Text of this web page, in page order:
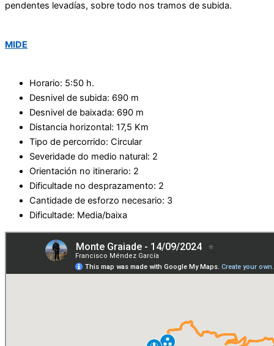
pendentes levadías, sobre todo nos tramos de subida.
MIDE
Horario: 5:50 h.
Desnivel de subida: 690 m
Desnivel de baixada: 690 m
Distancia horizontal: 17,5 Km
Tipo de percorrido: Circular
Severidade do medio natural: 2
Orientación no itinerario: 2
Dificultade no desprazamento: 2
Cantidade de esforzo necesario: 3
Dificultade: Media/baixa